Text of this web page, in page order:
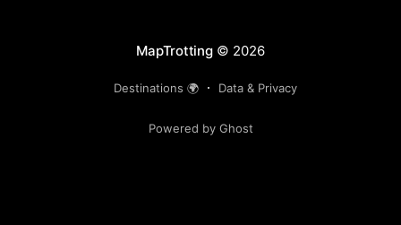
MapTrotting© 2026
Destinations 🌍 Data & Privacy
Powered by Ghost